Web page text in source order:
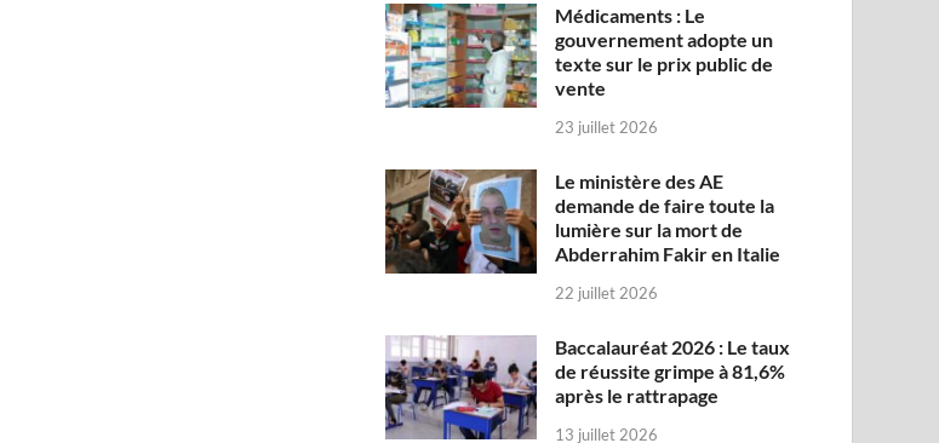
Médicaments : Le
gouvernement adopte un
texte sur le prix public de
vente
23 juillet 2026
Le ministère des AE
demande de faire toute la
lumière sur la mort de
Abderrahim Fakir en Italie
22 juillet 2026
Baccalauréat 2026 : Le taux
de réussite grimpe à 81,6%
après le rattrapage
13 juillet 2026